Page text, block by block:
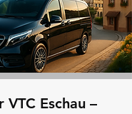
VTC Eschau –